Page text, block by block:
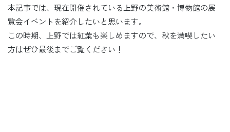
本記事では、現在開催されている上野の美術館・博物館の展
覧会イベントを紹介したいと思います。
この時期、上野では紅葉も楽しめますので、秋を満喫したい
方はぜひ最後までご覧ください！